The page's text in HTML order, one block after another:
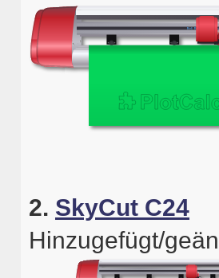
2. SkyCut C24
Hinzugefügt/